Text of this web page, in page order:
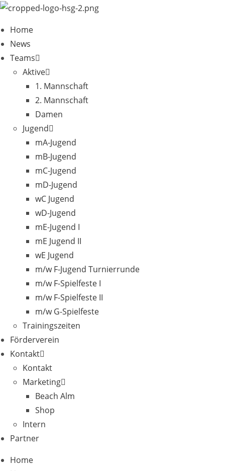
Zum
springen
Home
News
Teams
Aktive
1. Mannschaft
2. Mannschaft
Damen
Jugend
mA-Jugend
mB-Jugend
mC-Jugend
mD-Jugend
wC Jugend
wD-Jugend
mE-Jugend I
mE Jugend II
wE Jugend
m/w F-Jugend Turnierrunde
m/w F-Spielfeste I
m/w F-Spielfeste II
m/w G-Spielfeste
Trainingszeiten
Förderverein
Kontakt
Kontakt
Marketing
Beach Alm
Shop
Intern
Partner
Home